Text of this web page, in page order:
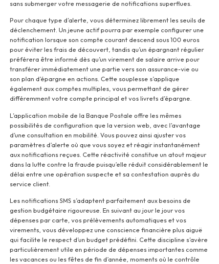
sans submerger votre messagerie de notifications superflues.
Pour chaque type d’alerte, vous déterminez librement les seuils de
déclenchement. Un jeune actif pourra par exemple configurer une
notification lorsque son compte courant descend sous 100 euros
pour éviter les frais de découvert, tandis qu’un épargnant régulier
préférera être informé dès qu’un virement de salaire arrive pour
transférer immédiatement une partie vers son assurance-vie ou
son plan d’épargne en actions. Cette souplesse s’applique
également aux comptes multiples, vous permettant de gérer
différemment votre compte principal et vos livrets d’épargne.
L’application mobile de la Banque Postale offre les mêmes
possibilités de configuration que la version web, avec l’avantage
d’une consultation en mobilité. Vous pouvez ainsi ajuster vos
paramètres d’alerte où que vous soyez et réagir instantanément
aux notifications reçues. Cette réactivité constitue un atout majeur
dans la lutte contre la fraude puisqu’elle réduit considérablement le
délai entre une opération suspecte et sa contestation auprès du
service client.
Les notifications SMS s’adaptent parfaitement aux besoins de
gestion budgétaire rigoureuse. En suivant au jour le jour vos
dépenses par carte, vos prélèvements automatiques et vos
virements, vous développez une conscience financière plus aiguë
qui facilite le respect d’un budget prédéfini. Cette discipline s’avère
particulièrement utile en période de dépenses importantes comme
les vacances ou les fêtes de fin d’année, moments où le contrôle